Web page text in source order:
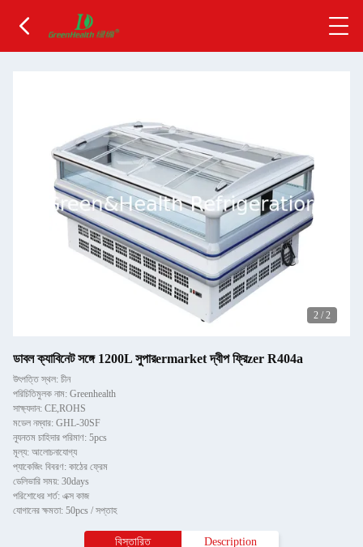
2 / 2
ডাবল ক্যাবিনেট সঙ্গে 1200L সুপারermarket দ্বীপ ফ্রিzer R404a
উৎপত্তি স্থল: চীন
পরিচিতিমুলক নাম: Greenhealth
সাক্ষ্যদান: CE,ROHS
মডেল নম্বার: GHL-30SF
ন্যূনতম চাহিদার পরিমাণ: 5pcs
মূল্য: আলোচনাযোগ্য
প্যাকেজিং বিবরণ: কাঠের ফ্রেম
ডেলিভারি সময়: 30days
পরিশোধের শর্ত: এক্স কাজ
যোগানের ক্ষমতা: 50pcs / সপ্তাহ
বিস্তারিত Description